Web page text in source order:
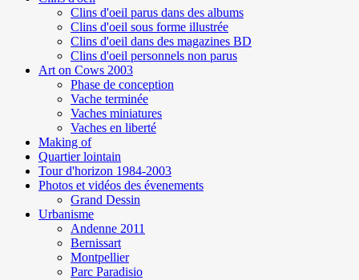
Clins d'oeil parus dans des albums
Clins d'oeil sous forme illustrée
Clins d'oeil dans des magazines BD
Clins d'oeil personnels non parus
Art on Cows 2003
Phase de conception
Vache terminée
Vaches miniatures
Vaches en liberté
Making of
Quartier lointain
Tour d'horizon 1984-2003
Photos et vidéos des évenements
Grand Dessin
Urbanisme
Andenne 2011
Bernissart
Montpellier
Parc Paradisio